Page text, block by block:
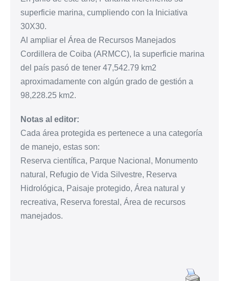
superficie marina, cumpliendo con la Iniciativa
30X30.
Al ampliar el Área de Recursos Manejados
Cordillera de Coiba (ARMCC), la superficie marina
del país pasó de tener 47,542.79 km2
aproximadamente con algún grado de gestión a
98,228.25 km2.
Notas al editor:
Cada área protegida es pertenece a una categoría
de manejo, estas son:
Reserva científica, Parque Nacional, Monumento
natural, Refugio de Vida Silvestre, Reserva
Hidrológica, Paisaje protegido, Área natural y
recreativa, Reserva forestal, Área de recursos
manejados.